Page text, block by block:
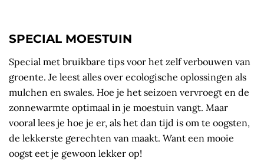
SPECIAL MOESTUIN
Special met bruikbare tips voor het zelf verbouwen van
groente. Je leest alles over ecologische oplossingen als
mulchen en swales. Hoe je het seizoen vervroegt en de
zonnewarmte optimaal in je moestuin vangt. Maar
vooral lees je hoe je er, als het dan tijd is om te oogsten,
de lekkerste gerechten van maakt. Want een mooie
oogst eet je gewoon lekker op!